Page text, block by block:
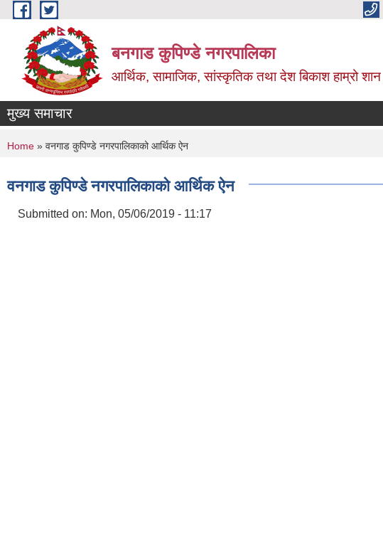
Skip to main content
बनगाड कुपिण्डे नगरपालिका
आर्थिक, सामाजिक, सांस्कृतिक तथा देश बिकाश हाम्रो
मुख्य समाचार
You are here
Home » वनगाड कुपिण्डे नगरपालिकाको आर्थिक ऐन
वनगाड कुपिण्डे नगरपालिकाको आर्थिक ऐन
Submitted on: Mon, 05/06/2019 - 11:17